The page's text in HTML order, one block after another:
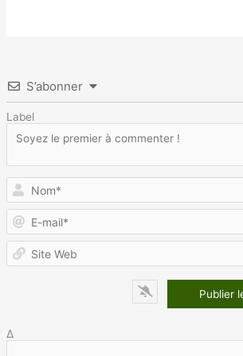
S’abonner
Label
Δ